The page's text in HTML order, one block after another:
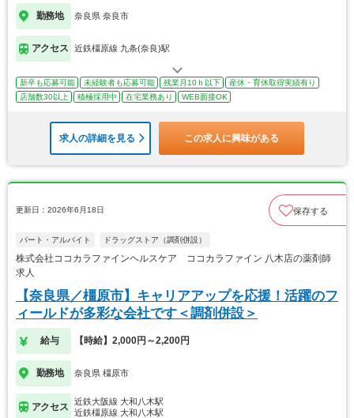
勤務地 奈良県 奈良市
アクセス 近鉄橿原線 九条(奈良)駅
新卒も応募可能 未経験者も応募可能 残業月10ｈ以下
産休・育休取得実績有り
店舗数30以上
積極採用中 在宅業務あり WEB面接OK
求人の詳細を見る この求人に興味がある
更新日：2026年6月18日 保存する
パート・アルバイト ドラッグストア（調剤併設）
株式会社ココカラファインヘルスケア ココカラファイン 八木店の薬剤師
求人
【奈良県／橿原市】キャリアアップを応援！活躍のフ
ィールドが多彩な会社です＜調剤併設＞
給与 【時給】2,000円～2,200円
勤務地 奈良県 橿原市
アクセス
近鉄大阪線 大和八木駅
近鉄橿原線 大和八木駅